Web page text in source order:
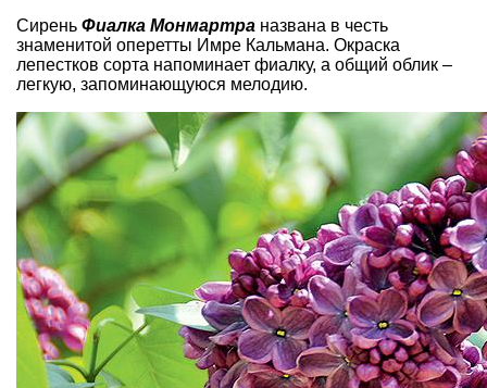
Сирень Фиалка Монмартра названа в честь
знаменитой оперетты Имре Кальмана. Окраска
лепестков сорта напоминает фиалку, а общий облик –
легкую, запоминающуюся мелодию.